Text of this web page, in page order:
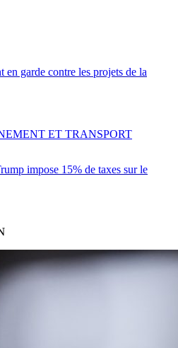
en garde contre les projets de la
impose 15% de taxes sur le
ET TRANSPORT